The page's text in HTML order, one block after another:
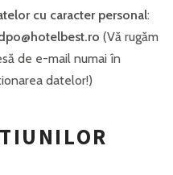
cu caracter personal:
(Vă rugăm
de e-mail numai în
datelor!)